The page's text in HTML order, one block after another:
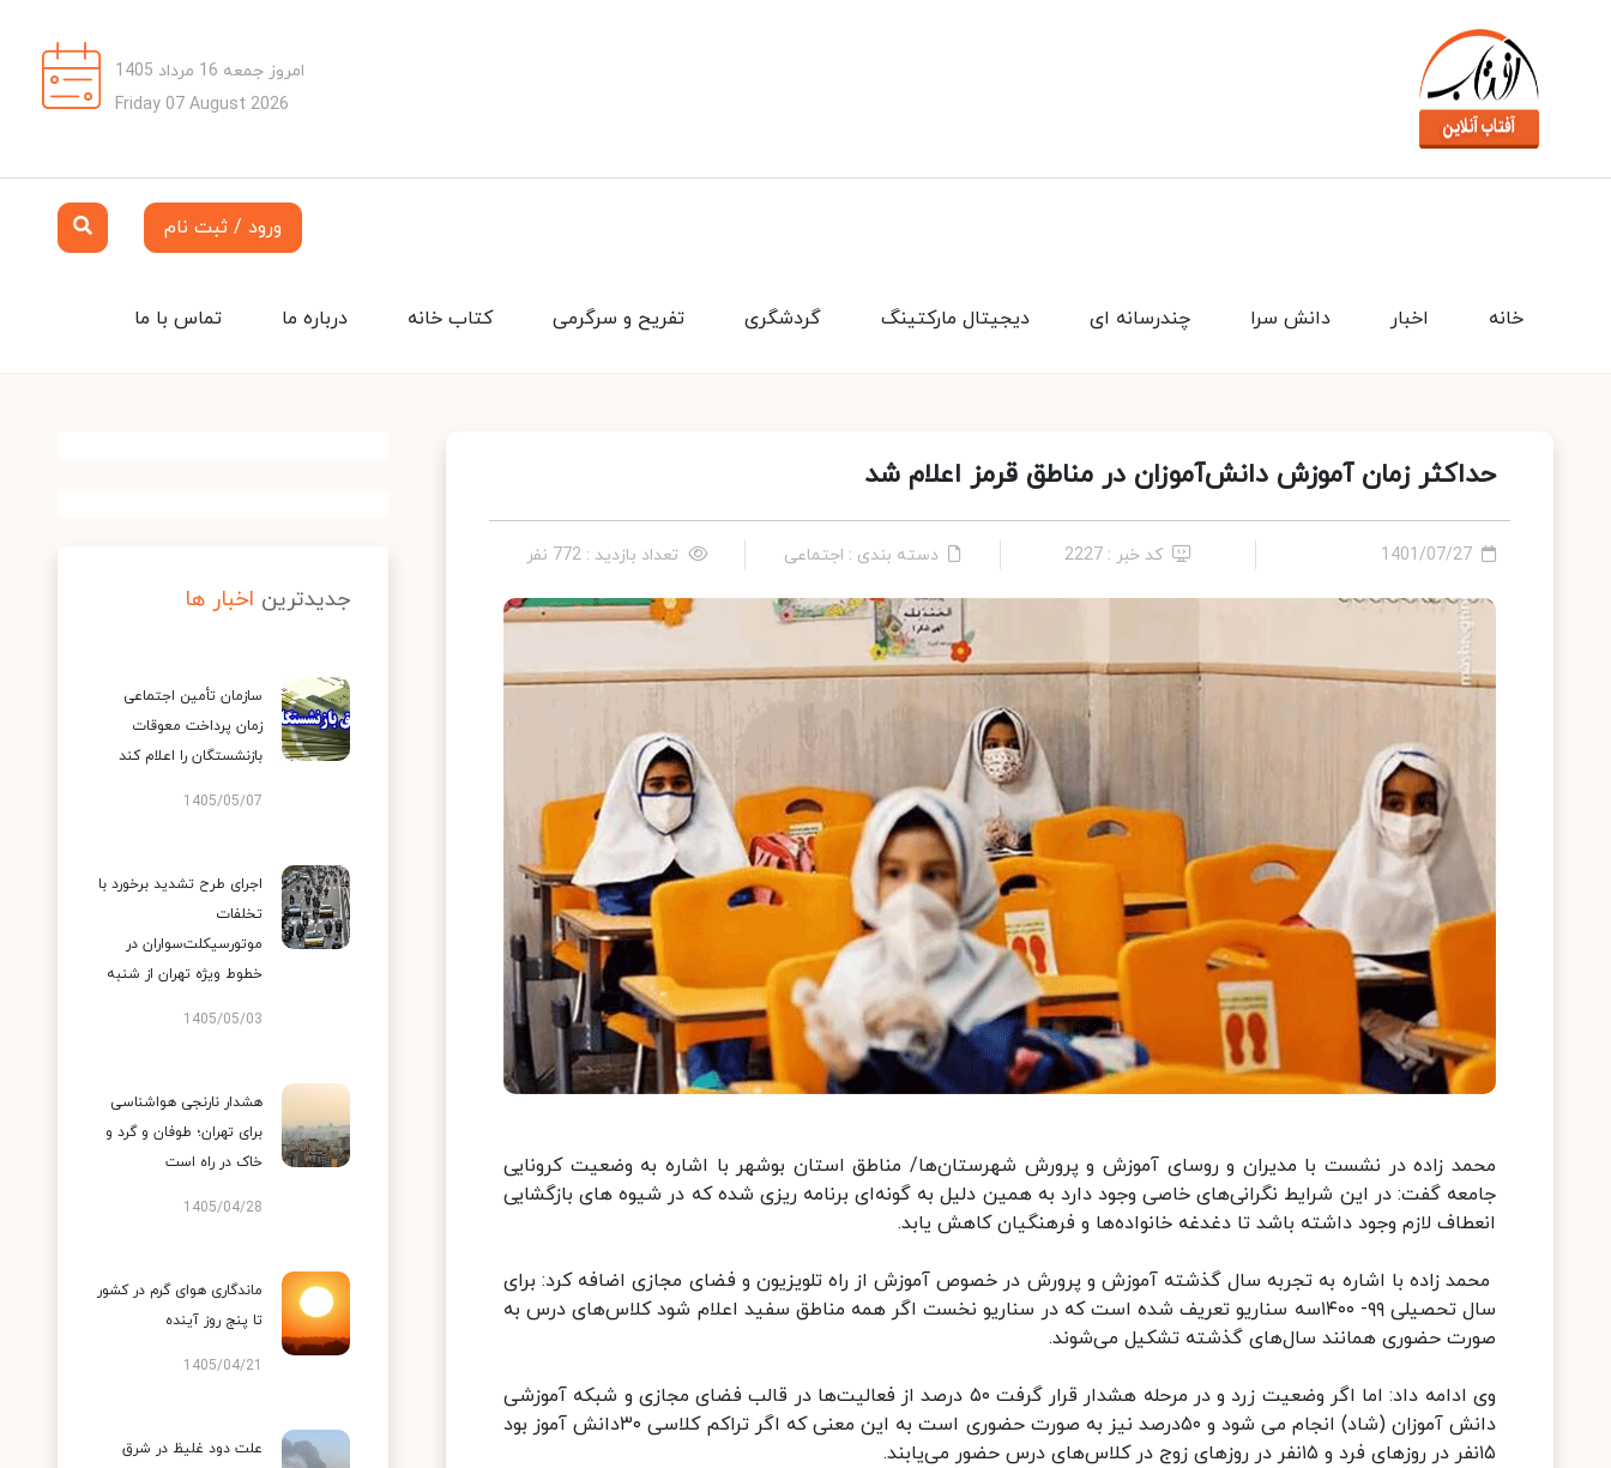
امروز جمعه 16 مرداد 1405
Friday 07 August 2026
ورود / ثبت نام
تماس با ما درباره ما کتاب خانه تفریح و سرگرمی گردشگری دیجیتال مارکتینگ چندرسانه ای دانش سرا اخبار خانه
حداکثر زمان آموزش دانش‌آموزان در مناطق قرمز اعلام شد
1401/07/27 کد خبر : 2227 دسته بندی : اجتماعی تعداد بازدید : 772 نفر
محمد زاده در نشست با مدیران و روسای آموزش و پرورش شهرستان‌ها/ مناطق استان بوشهر با اشاره به وضعیت کرونایی
جامعه گفت: در این شرایط نگرانی‌های خاصی وجود دارد به همین دلیل به گونه‌ای برنامه ریزی شده که در شیوه های بازگشایی
انعطاف لازم وجود داشته باشد تا دغدغه خانواده‌ها و فرهنگیان کاهش یابد.
محمد زاده با اشاره به تجربه سال گذشته آموزش و پرورش در خصوص آموزش از راه تلویزیون و فضای مجازی اضافه کرد: برای
سال تحصیلی ۹۹- ۱۴۰۰سه سناریو تعریف شده است که در سناریو نخست اگر همه مناطق سفید اعلام شود کلاس‌های درس به
صورت حضوری همانند سال‌های گذشته تشکیل می‌شوند.
وی ادامه داد: اما اگر وضعیت زرد و در مرحله هشدار قرار گرفت ۵۰ درصد از فعالیت‌ها در قالب فضای مجازی و شبکه آموزشی
دانش آموزان (شاد) انجام می شود و ۵۰درصد نیز به صورت حضوری است به این معنی که اگر تراکم کلاسی ۳۰دانش آموز بود
۱۵نفر در روزهای فرد و ۱۵نفر در روزهای زوج در کلاس‌های درس حضور می‌یابند.
جدیدترین اخبار ها
سازمان تأمین اجتماعی
زمان پرداخت معوقات
بازنشستگان را اعلام کند
1405/05/07
اجرای طرح تشدید برخورد با
تخلفات
موتورسیکلت‌سواران در
خطوط ویژه تهران از شنبه
1405/05/03
هشدار نارنجی هواشناسی
برای تهران؛ طوفان و گرد و
خاک در راه است
1405/04/28
ماندگاری هوای گرم در کشور
تا پنج روز آینده
1405/04/21
علت دود غلیظ در شرق